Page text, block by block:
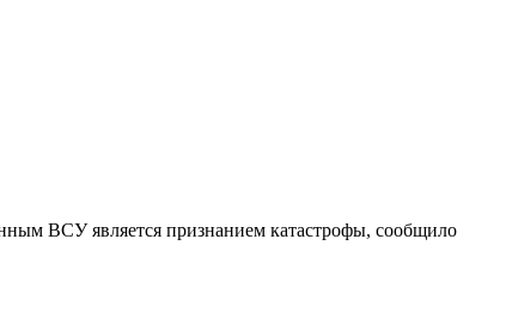
ВСУ является признанием катастрофы, сообщило